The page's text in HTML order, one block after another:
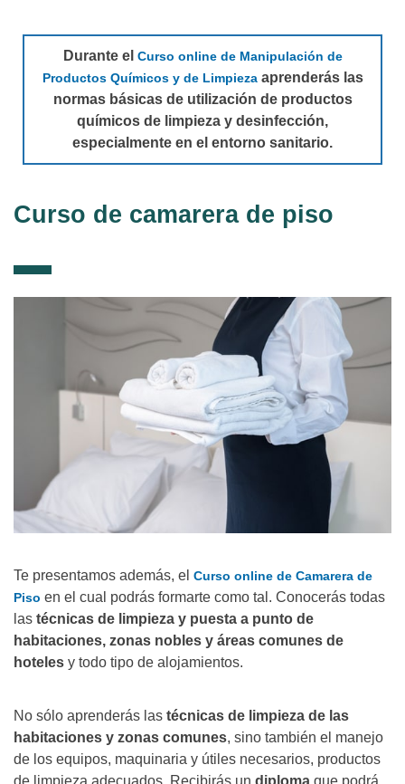
Durante el Curso online de Manipulación de
Productos Químicos y de Limpieza aprenderás las
normas básicas de utilización de productos
químicos de limpieza y desinfección,
especialmente en el entorno sanitario.
Curso de camarera de piso
Te presentamos además, el Curso online de Camarera de
Piso en el cual podrás formarte como tal. Conocerás todas
las técnicas de limpieza y puesta a punto de
habitaciones, zonas nobles y áreas comunes de
hoteles y todo tipo de alojamientos.
No sólo aprenderás las técnicas de limpieza de las
habitaciones y zonas comunes, sino también el manejo
de los equipos, maquinaria y útiles necesarios, productos